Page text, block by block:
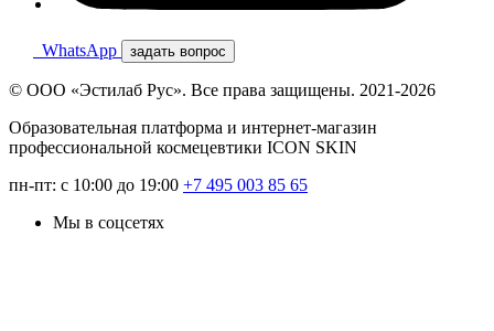
WhatsApp задать вопрос
© ООО «Эстилаб Рус». Все права защищены. 2021-2026
Образовательная платформа и интернет-магазин
профессиональной космецевтики ICON SKIN
пн-пт: с 10:00 до 19:00 +7 495 003 85 65
Мы в соцсетях